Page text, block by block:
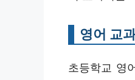
영어 교
초등학교 영